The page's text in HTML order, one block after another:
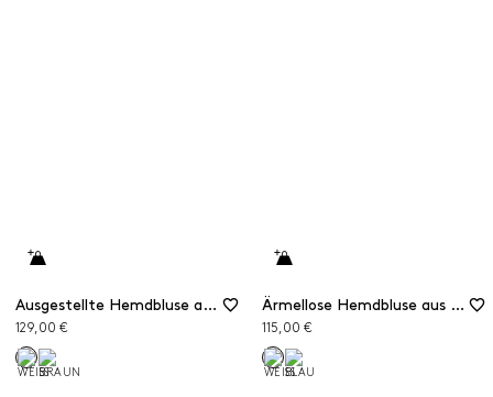
Ausgestellte Hemdbluse aus Popeline
129,00 €
Ärmellose Hemdbluse aus Popeline
115,00 €